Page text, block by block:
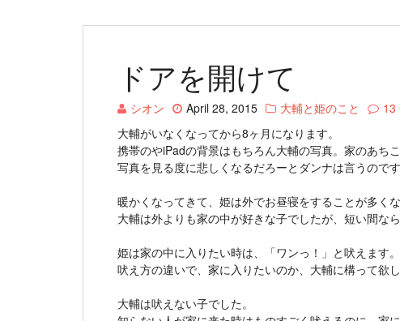
ドアを開けて
シオン April 28, 2015 大輔と姫のこと
13
大輔がいなくなってから8ヶ月になります。
携帯のやiPadの背景はもちろん大輔の写真。家のあち
写真を見る度に悲しくなるだろーとダンナは言うので
暖かくなってきて、姫は外でお昼寝をすることが多くな
大輔は外よりも家の中が好きな子でしたが、短い間な
姫は家の中に入りたい時は、「ワンっ！」と吠えます。
吠え方の違いで、家に入りたいのか、大輔に構って欲
大輔は吠えない子でした。